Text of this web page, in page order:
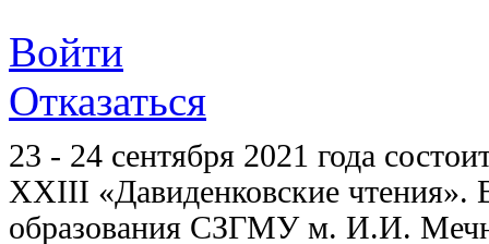
Войти
Отказаться
23 - 24 сентября 2021 года
XXIII «Давиденковские чтения».
образования СЗГМУ м. И.И.